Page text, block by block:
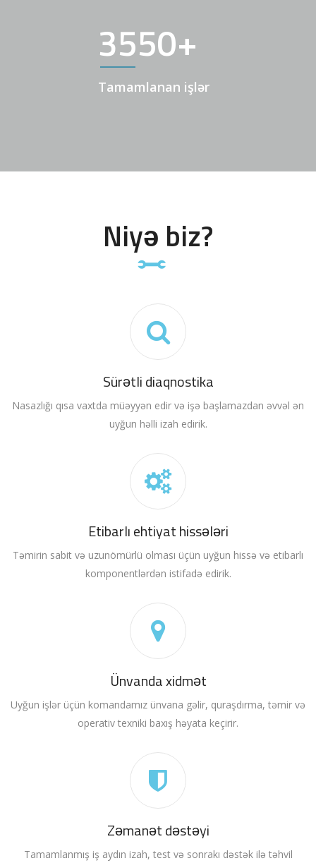
3550+
Tamamlanan işlər
Niyə biz?
Sürətli diaqnostika
Nasazlığı qısa vaxtda müəyyən edir və işə başlamazdan əvvəl ən
uyğun həlli izah edirik.
Etibarlı ehtiyat hissələri
Təmirin sabit və uzunömürlü olması üçün uyğun hissə və etibarlı
komponentlərdən istifadə edirik.
Ünvanda xidmət
Uyğun işlər üçün komandamız ünvana gəlir, quraşdırma, təmir və
operativ texniki baxış həyata keçirir.
Zəmanət dəstəyi
Tamamlanmış iş aydın izah, test və sonrakı dəstək ilə təhvil